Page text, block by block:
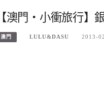
【澳門‧小衝旅行】
澳門 LULU&DASU 2013-